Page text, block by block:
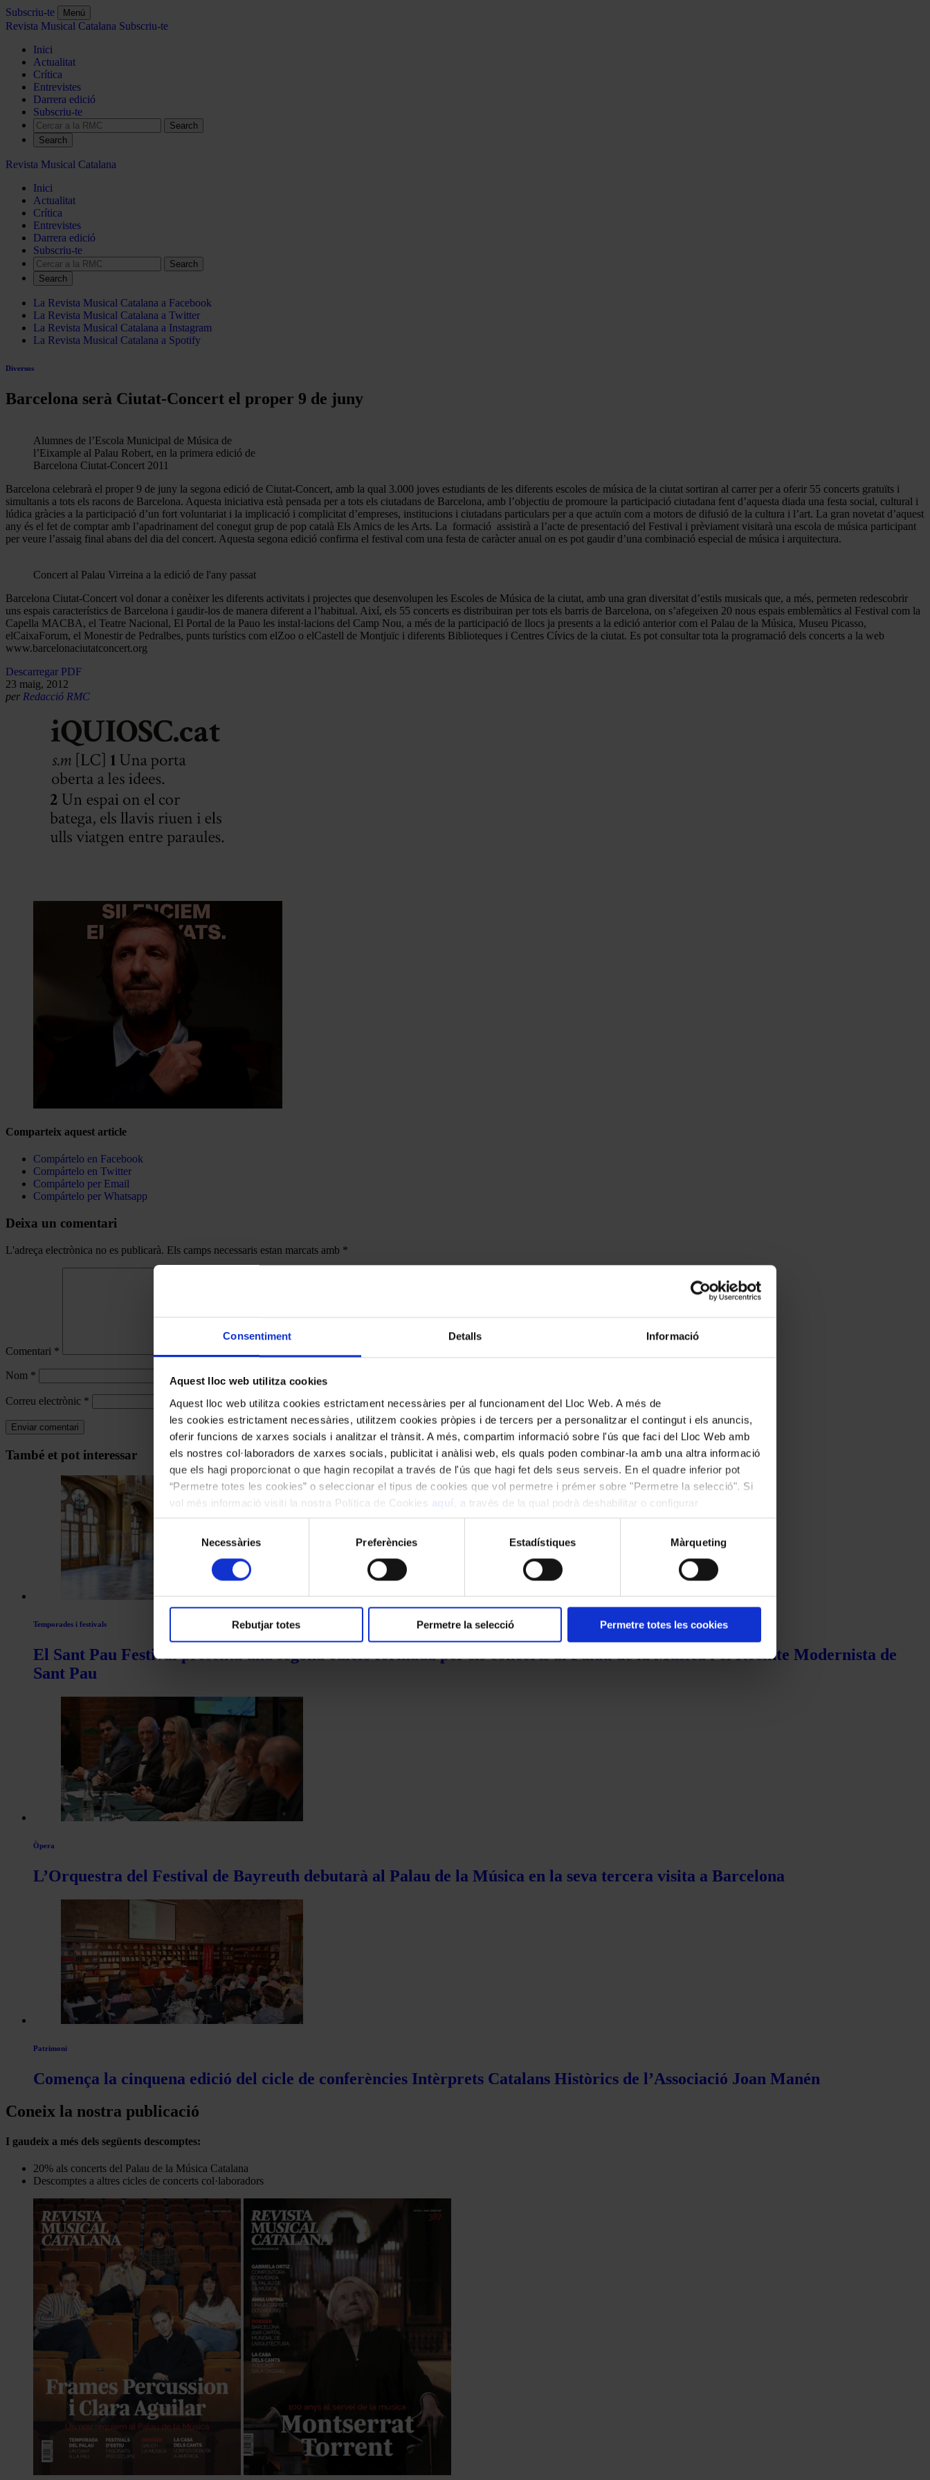
Consentiment Detalls Informació
Aquest lloc web utilitza cookies
Aquest lloc web utilitza cookies estrictament necessàries per al funcionament del Lloc Web. A més de
les cookies estrictament necessàries, utilitzem cookies pròpies i de tercers per a personalitzar el contingut i els anuncis,
oferir funcions de xarxes socials i analitzar el trànsit. A més, compartim informació sobre l'ús que faci del Lloc Web amb
els nostres col·laboradors de xarxes socials, publicitat i anàlisi web, els quals poden combinar-la amb una altra informació
que els hagi proporcionat o que hagin recopilat a través de l'ús que hagi fet dels seus serveis. En el quadre inferior pot
“Permetre totes les cookies” o seleccionar el tipus de cookies que vol permetre i prémer sobre "Permetre la selecció". Si
vol més informació visiti la nostra Política de Cookies
aquí
, a través de la qual podrà deshabilitar o configurar
les cookies en qualsevol moment.
Necessàries Preferències Estadístiques Màrqueting
Rebutjar totes Permetre la selecció Permetre totes les cookies
Subscriu-te Menú
Revista Musical Catalana Subscriu-te
Inici
Actualitat
Crítica
Entrevistes
Darrera edició
Subscriu-te
Search
Revista Musical Catalana
Inici
Actualitat
Crítica
Entrevistes
Darrera edició
Subscriu-te
Search
La Revista Musical Catalana a Facebook
La Revista Musical Catalana a Twitter
La Revista Musical Catalana a Instagram
La Revista Musical Catalana a Spotify
Diversos
Barcelona serà Ciutat-Concert el proper 9 de juny
Alumnes de l’Escola Municipal de Música de
l’Eixample al Palau Robert, en la primera edició de
Barcelona Ciutat-Concert 2011
Barcelona celebrarà el proper 9 de juny la segona edició de Ciutat-Concert, amb la qual 3.000 joves estudiants de les diferents escoles de música de la ciutat sortiran al carrer per a oferir 55 concerts gratuïts i
simultanis a tots els racons de Barcelona. Aquesta iniciativa està pensada per a tots els ciutadans de Barcelona, amb l’objectiu de promoure la participació ciutadana fent d’aquesta diada una festa social, cultural i
lúdica gràcies a la participació d’un fort voluntariat i la implicació i complicitat d’empreses, institucions i ciutadans particulars per a que actuïn com a motors de difusió de la cultura i l’art. La gran novetat d’aquest
any és el fet de comptar amb l’apadrinament del conegut grup de pop català Els Amics de les Arts. La formació assistirà a l’acte de presentació del Festival i prèviament visitarà una escola de música participant
per veure l’assaig final abans del dia del concert. Aquesta segona edició confirma el festival com una festa de caràcter anual on es pot gaudir d’una combinació especial de música i arquitectura.
Concert al Palau Virreina a la edició de l'any passat
Barcelona Ciutat-Concert vol donar a conèixer les diferents activitats i projectes que desenvolupen les Escoles de Música de la ciutat, amb una gran diversitat d’estils musicals que, a més, permeten redescobrir
uns espais característics de Barcelona i gaudir-los de manera diferent a l’habitual. Així, els 55 concerts es distribuiran per tots els barris de Barcelona, on s’afegeixen 20 nous espais emblemàtics al Festival com la
Capella MACBA, el Teatre Nacional, El Portal de la Pauo les instal·lacions del Camp Nou, a més de la participació de llocs ja presents a la edició anterior com el Palau de la Música, Museu Picasso,
elCaixaForum, el Monestir de Pedralbes, punts turístics com elZoo o elCastell de Montjuïc i diferents Biblioteques i Centres Cívics de la ciutat. Es pot consultar tota la programació dels concerts a la web
www.barcelonaciutatconcert.org
Descarregar PDF
23 maig, 2012
per Redacció RMC
Comparteix aquest article
Compártelo en Facebook
Compártelo en Twitter
Compártelo per Email
Compártelo per Whatsapp
Deixa un comentari
L'adreça electrònica no es publicarà. Els camps necessaris estan marcats amb *
Comentari *
Nom *
Correu electrònic *
Navegar
També et pot interessar
Temporades i festivals
El Sant Pau Festival presenta una segona edició formada per sis concerts al Palau de la Música i el Recinte Modernista de
Sant Pau
Òpera
L’Orquestra del Festival de Bayreuth debutarà al Palau de la Música en la seva tercera visita a Barcelona
Patrimoni
Comença la cinquena edició del cicle de conferències Intèrprets Catalans Històrics de l’Associació Joan Manén
Coneix la nostra publicació
I gaudeix a més dels següents descomptes:
20% als concerts del Palau de la Música Catalana
Descomptes a altres cicles de concerts col·laboradors